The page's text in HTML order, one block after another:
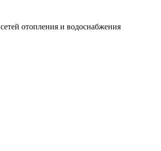
отопления и водоснабжения